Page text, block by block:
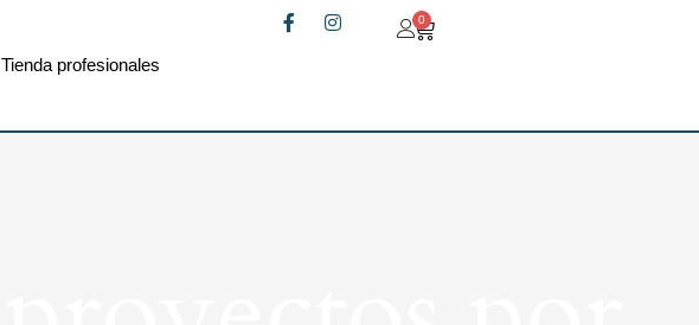
Tienda profesionales
0